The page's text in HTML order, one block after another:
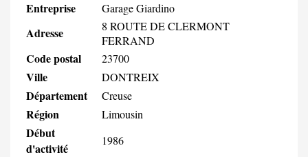
Entreprise Garage Giardino
Adresse
8 ROUTE DE CLERMONT
FERRAND
Code postal 23700
Ville DONTREIX
Département Creuse
Région Limousin
Début
d'activité
1986